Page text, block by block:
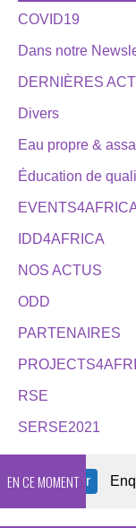
COVID19
Dans notre
DERNIÈRES
Divers
Eau propre &
Éducation de
IDD4AFRICA
NOS ACTUS
ODD
PARTENAIRES
RSE
SERSE2021
EN CE MOMENTEnquête